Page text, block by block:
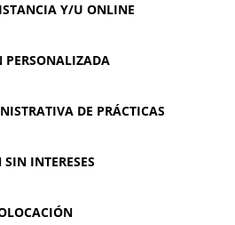
Y/U ONLINE
PERSONALIZADA
DE PRÁCTICAS
INTERESES